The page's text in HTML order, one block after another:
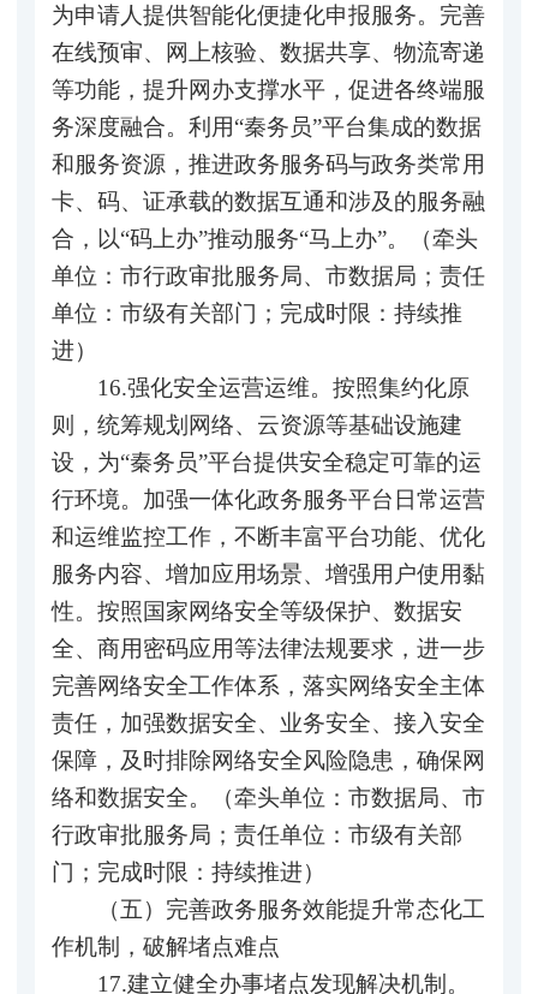
为申请人提供智能化便捷化申报服务。完善
在线预审、网上核验、数据共享、物流寄递
等功能，提升网办支撑水平，促进各终端服
务深度融合。利用“秦务员”平台集成的数据
和服务资源，推进政务服务码与政务类常用
卡、码、证承载的数据互通和涉及的服务融
合，以“码上办”推动服务“马上办”。（牵头
单位：市行政审批服务局、市数据局；责任
单位：市级有关部门；完成时限：持续推
进）
16.强化安全运营运维。按照集约化原
则，统筹规划网络、云资源等基础设施建
设，为“秦务员”平台提供安全稳定可靠的运
行环境。加强一体化政务服务平台日常运营
和运维监控工作，不断丰富平台功能、优化
服务内容、增加应用场景、增强用户使用黏
性。按照国家网络安全等级保护、数据安
全、商用密码应用等法律法规要求，进一步
完善网络安全工作体系，落实网络安全主体
责任，加强数据安全、业务安全、接入安全
保障，及时排除网络安全风险隐患，确保网
络和数据安全。（牵头单位：市数据局、市
行政审批服务局；责任单位：市级有关部
门；完成时限：持续推进）
（五）完善政务服务效能提升常态化工
作机制，破解堵点难点
17.建立健全办事堵点发现解决机制。